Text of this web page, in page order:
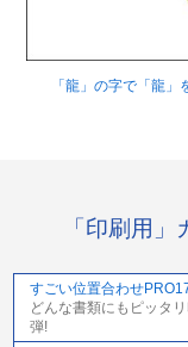
「龍」の字で「龍」
「印刷用
すごい位置合わせ
どんな書類にもピッタ
弾!